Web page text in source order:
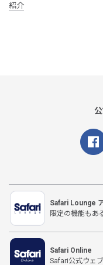
紹介
Safari Lounge
限定の機能もあ
Safari Online
Safari公式ウェ